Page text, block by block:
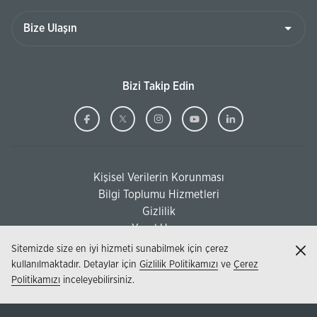
Bizi Takip Edin
Ziraat
(Bu
pencerede
açılacaktır)
Ziraat
(Bu
pencerede
açılacaktır)
Ziraat
(Bu
pencerede
açılacaktır)
Ziraat
(Bu
pencerede
Ziraat
(Bu
Kişisel Verilerin Korunması
(Bu sayfa yeni pencerede açılacaktır)
Bilgi Toplumu Hizmetleri
(Bu sayfa yeni pencerede açılacaktır)
Gizlilik
Yasal Uyarı
Sitemizde size en iyi hizmeti sunabilmek için çerez
kullanılmaktadır. Detaylar için Gizlilik Politikamızı ve Çerez
Politikamızı inceleyebilirsiniz.